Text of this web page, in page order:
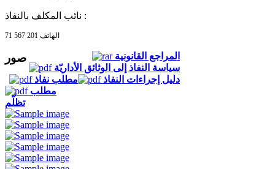
نائب المكلف بالنفاذ :
المراجع القانونية
سياسة النفاذ إلى الوثائق الأداريّة
دليل إجراءات النفاذ
مطلب نفاذ
مطلب
تظلّم
صور